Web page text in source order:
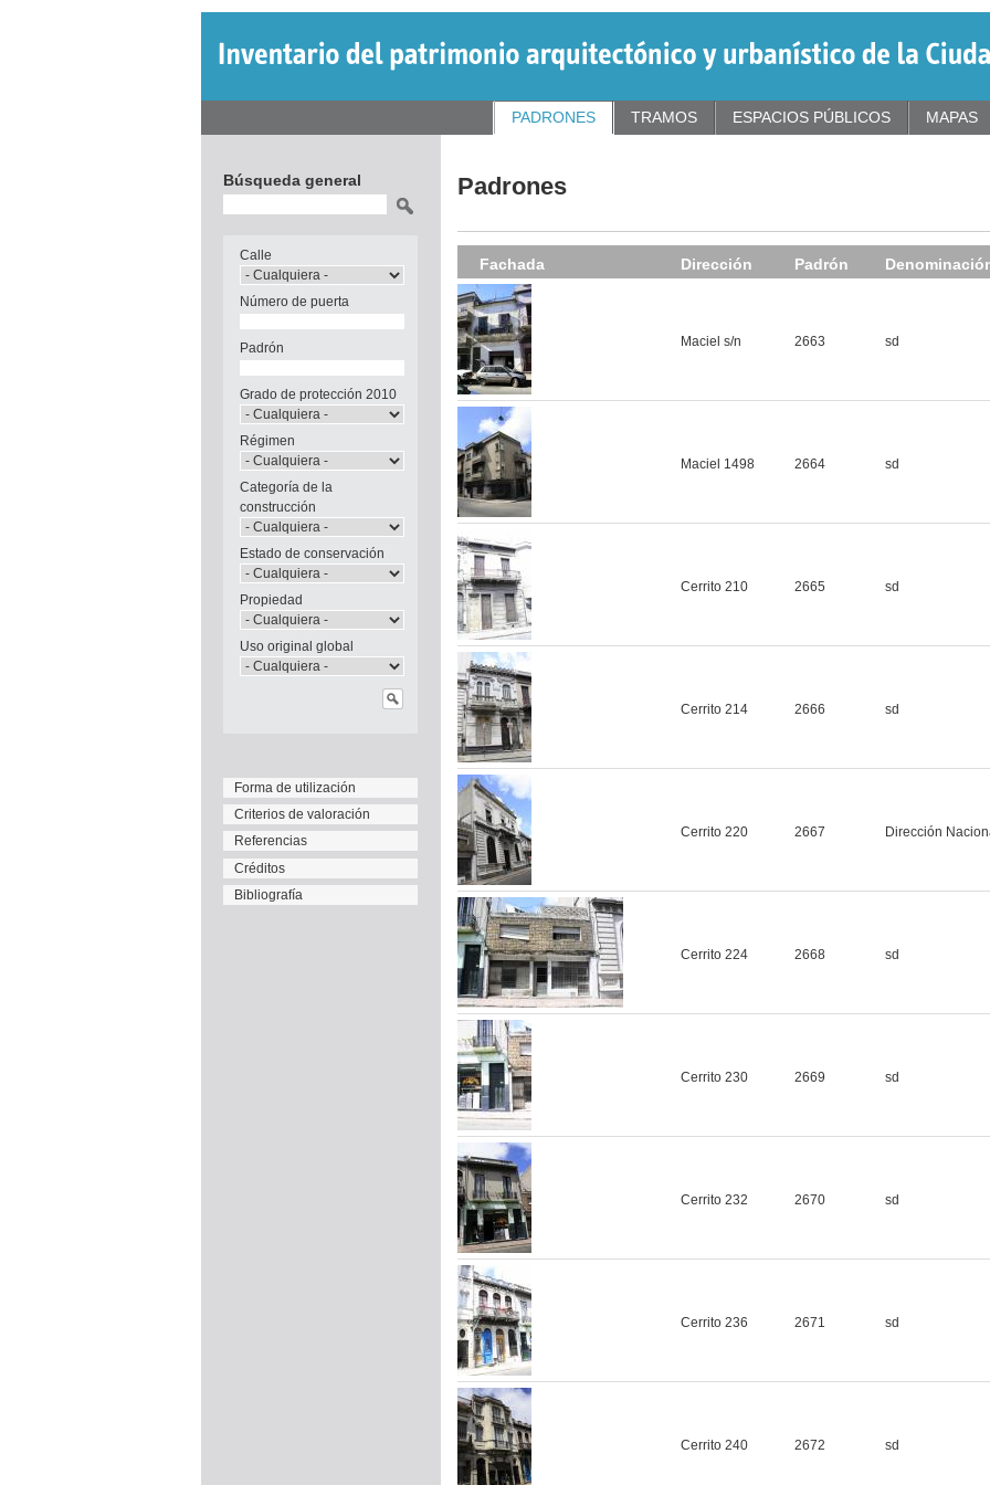
Padrones
Fachada Dirección Padrón
Maciel s/n 2663 sd
Maciel 1498 2664 sd
Cerrito 210 2665 sd
Cerrito 214 2666 sd
Cerrito 220 2667 Dirección
Cerrito 224 2668 sd
Cerrito 230 2669 sd
Cerrito 232 2670 sd
Cerrito 236 2671 sd
Cerrito 240 2672 sd
PADRONES TRAMOS ESPACIOS PÚBLICOS MAPAS
Búsqueda general
Calle
Número de puerta
Padrón
Grado de protección 2010
Régimen
Categoría de la
construcción
Estado de conservación
Propiedad
Uso original global
Forma de utilización
Criterios de valoración
Referencias
Créditos
Bibliografía